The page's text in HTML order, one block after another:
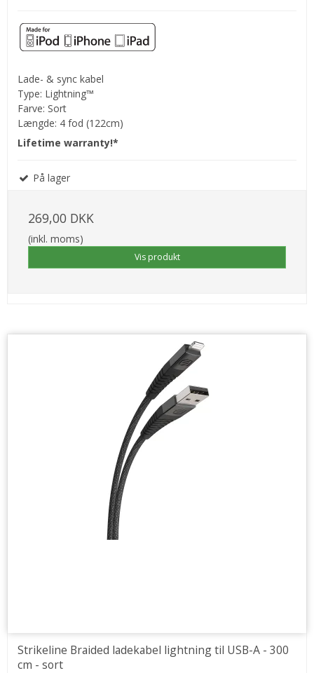
Lade- & sync kabel
Type: Lightning™
Farve: Sort
Længde: 4 fod (122cm)
Lifetime warranty!*
På lager
269,00 DKK
(inkl. moms)
Vis produkt
Strikeline Braided ladekabel lightning til USB-A - 300
cm - sort